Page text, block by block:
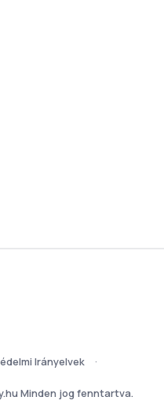
Irányelvek
Minden jog fenntartva.